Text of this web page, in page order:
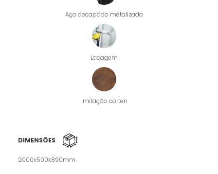
Aço decapado metalizado
Lacagem
Imitação corten
DIMENSÕES
2000x500x890mm